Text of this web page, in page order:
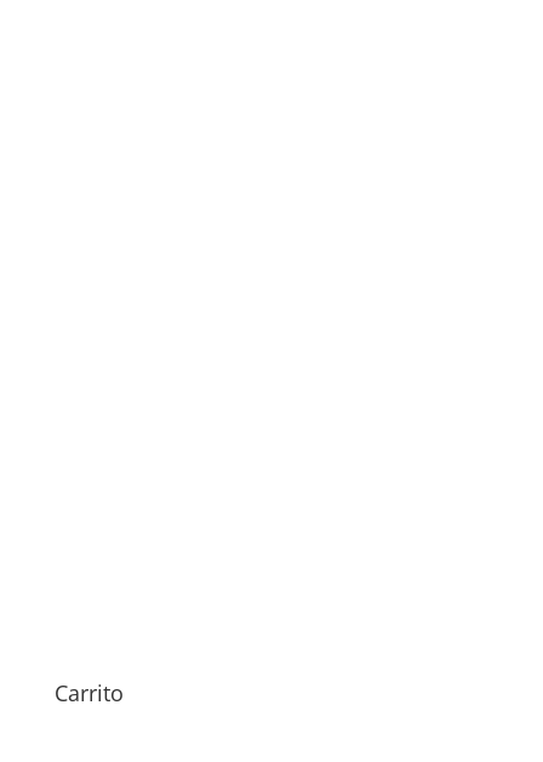
Carrito